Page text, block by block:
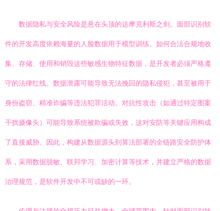
数据隐私与安全风险是悬在头顶的达摩克利斯之剑。面部识别软
件的开发高度依赖海量的人脸数据用于模型训练。如何合法合规地收
集、存储、使用和销毁这些敏感生物特征数据，是开发者必须严格遵
守的法律红线。数据泄露可能导致无法挽回的隐私侵犯，甚至被用于
身份盗窃、精准诈骗等违法犯罪活动。对抗性攻击（如通过特定图案
干扰摄像头）可能导致系统被欺骗或失效，这对安防等关键应用构成
了直接威胁。因此，构建从数据源头到算法部署的全链路安全防护体
系，采用数据脱敏、联邦学习、加密计算等技术，并建立严格的数据
治理规范，是软件开发中不可或缺的一环。